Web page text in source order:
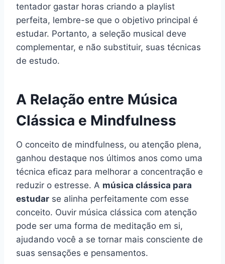
tentador gastar horas criando a playlist
perfeita, lembre-se que o objetivo principal é
estudar. Portanto, a seleção musical deve
complementar, e não substituir, suas técnicas
de estudo.
A Relação entre Música
Clássica e Mindfulness
O conceito de mindfulness, ou atenção plena,
ganhou destaque nos últimos anos como uma
técnica eficaz para melhorar a concentração e
reduzir o estresse. A música clássica para
estudar se alinha perfeitamente com esse
conceito. Ouvir música clássica com atenção
pode ser uma forma de meditação em si,
ajudando você a se tornar mais consciente de
suas sensações e pensamentos.